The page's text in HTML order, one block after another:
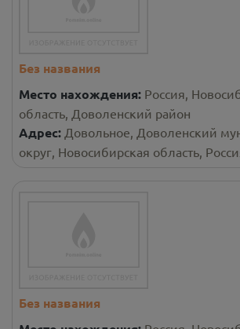
Без названия
Место нахождения: Россия,
область, Доволенский район
Адрес: Довольное, Доволенский
округ, Новосибирская область,
Без названия